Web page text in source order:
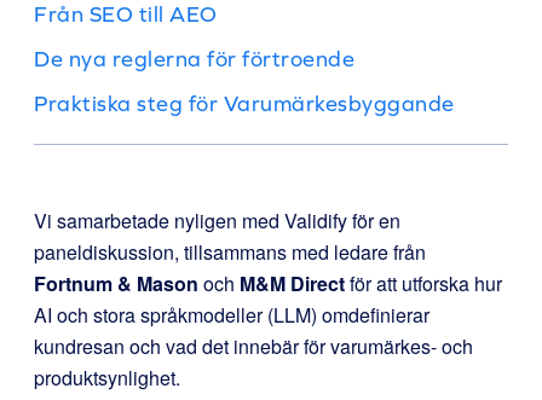
Från SEO till AEO
De nya reglerna för förtroende
Praktiska steg för Varumärkesbyggande
Vi samarbetade nyligen med Validify för en
paneldiskussion, tillsammans med ledare från
Fortnum & Mason och M&M Directför att utforska hur
AI och stora språkmodeller (LLM) omdefinierar
kundresan och vad det innebär för varumärkes- och
produktsynlighet.